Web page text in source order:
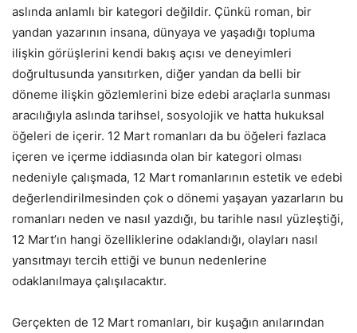
aslında anlamlı bir kategori değildir. Çünkü roman, bir
yandan yazarının insana, dünyaya ve yaşadığı topluma
ilişkin görüşlerini kendi bakış açısı ve deneyimleri
doğrultusunda yansıtırken, diğer yandan da belli bir
döneme ilişkin gözlemlerini bize edebi araçlarla sunması
aracılığıyla aslında tarihsel, sosyolojik ve hatta hukuksal
öğeleri de içerir. 12 Mart romanları da bu öğeleri fazlaca
içeren ve içerme iddiasında olan bir kategori olması
nedeniyle çalışmada, 12 Mart romanlarının estetik ve edebi
değerlendirilmesinden çok o dönemi yaşayan yazarların bu
romanları neden ve nasıl yazdığı, bu tarihle nasıl yüzleştiği,
12 Mart’ın hangi özelliklerine odaklandığı, olayları nasıl
yansıtmayı tercih ettiği ve bunun nedenlerine
odaklanılmaya çalışılacaktır.
Gerçekten de 12 Mart romanları, bir kuşağın anılarından